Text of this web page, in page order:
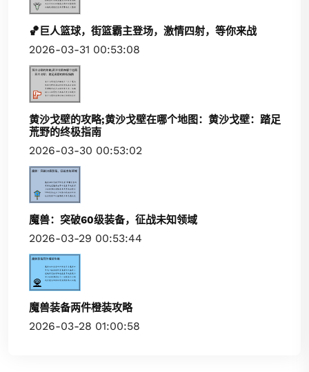
🏀巨人篮球，街篮霸主登场，激情四射，等你来战
2026-03-31 00:53:08
黄沙戈壁的攻略;黄沙戈壁在哪个地图：黄沙戈壁：踏足
荒野的终极指南
2026-03-30 00:53:02
魔兽：突破60级装备，征战未知领域
2026-03-29 00:53:44
魔兽装备两件橙装攻略
2026-03-28 01:00:58